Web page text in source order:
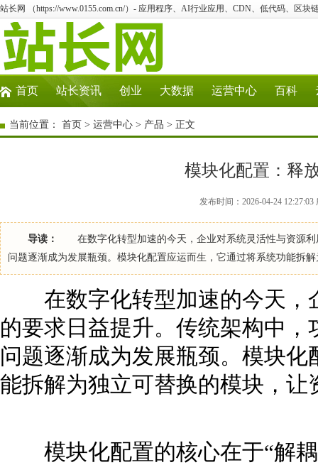
站长网 （https://www.0155.com.cn/）- 应用程序、AI行业应用、CDN、低代码、区块
首页 站长资讯 创业 大数据 运营中心 百科
当前位置： 首页 > 运营中心 > 产品 > 正文
模块化配置：释
发布时间：2026-04-24
导读：
在数字化转型加速的今天，企业对系统灵活性与资源利
问题逐渐成为发展瓶颈。模块化配置应运而生，它通过将系统功能拆
在数字化转型加速的今天，
的要求日益提升。传统架构中
问题逐渐成为发展瓶颈。模块
能拆解为独立可替换的模块，
模块化配置的核心在于“解耦